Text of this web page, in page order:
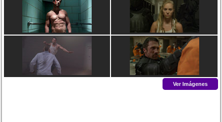
Ver Imágenes